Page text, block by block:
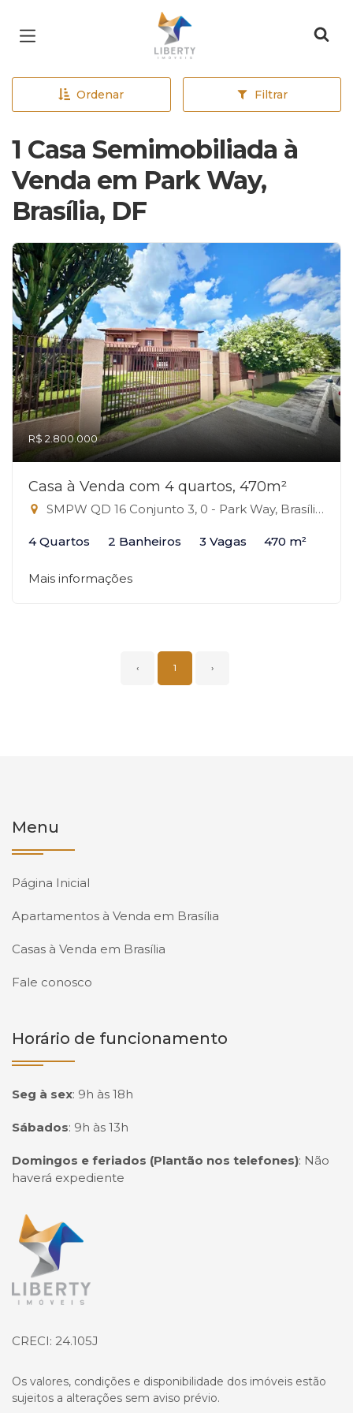
Página inicial
Ordenar Filtrar
1 Casa Semimobiliada à
Venda em Park Way,
Brasília, DF
R$ 2.800.000
Casa à Venda com 4 quartos, 470m²
SMPW QD 16 Conjunto 3, 0 - Park Way, Brasília-DF
4 Quartos 2 Banheiros 3 Vagas 470 m²
Mais informações
‹ 1 ›
Menu
Página Inicial
Apartamentos à Venda em Brasília
Casas à Venda em Brasília
Fale conosco
Horário de funcionamento
Seg à sex: 9h às 18h
Sábados: 9h às 13h
Domingos e feriados (Plantão nos telefones): Não
haverá expediente
Página inicial
CRECI: 24.105J
Os valores, condições e disponibilidade dos imóveis estão
sujeitos a alterações sem aviso prévio.